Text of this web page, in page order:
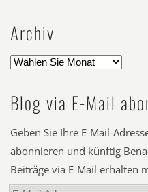
Archiv
Blog via E-Mail
Geben Sie Ihre E-Mail-
abonnieren und künftig
Beiträge via E-Mail erhalten
E-